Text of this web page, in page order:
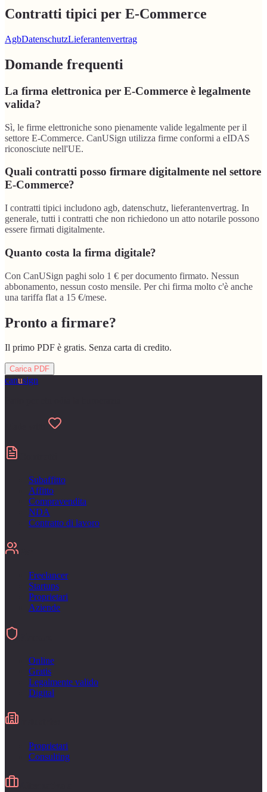
Contratti tipici per E-Commerce
AgbDatenschutzLieferantenvertrag
Domande frequenti
La firma elettronica per E-Commerce è legalmente
valida?
Sì, le firme elettroniche sono pienamente valide legalmente per il
settore E-Commerce. CanUSign utilizza firme conformi a eIDAS
riconosciute nell'UE.
Quali contratti posso firmare digitalmente nel settore
E-Commerce?
I contratti tipici includono agb, datenschutz, lieferantenvertrag. In
generale, tutti i contratti che non richiedono un atto notarile possono
essere firmati digitalmente.
Quanto costa la firma digitale?
Con CanUSign paghi solo 1 € per documento firmato. Nessun
abbonamento, nessun costo mensile. Per chi firma molto c'è anche
una tariffa flat a 15 €/mese.
Pronto a firmare?
Il primo PDF è gratis. Senza carta di credito.
Carica PDF
canusign
Subaffitto
Affitto
Compravendita
NDA
Contratto di lavoro
Freelancer
Startups
Proprietari
Aziende
Online
Gratis
Legalmente valido
Digital
Proprietari
Consulting